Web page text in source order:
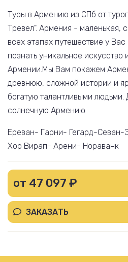
Туры в Армению из СПб от
Тревел". Армения - маленькая,
всех этапах путешествие у
познать уникальное искусство
Армении.Мы Вам покажем
древнюю, сложной истории и
богатую талантливыми людьми.
солнечную Армению.
Ереван- Гарни- Гегард-
Хор Вирап- Арени- Нораванк
от 47 097 ₽
ЗАКАЗАТЬ